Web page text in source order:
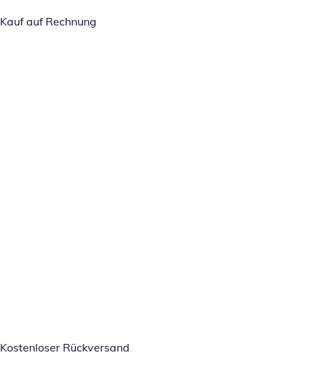
Kauf auf Rechnung
Kostenloser Rückversand